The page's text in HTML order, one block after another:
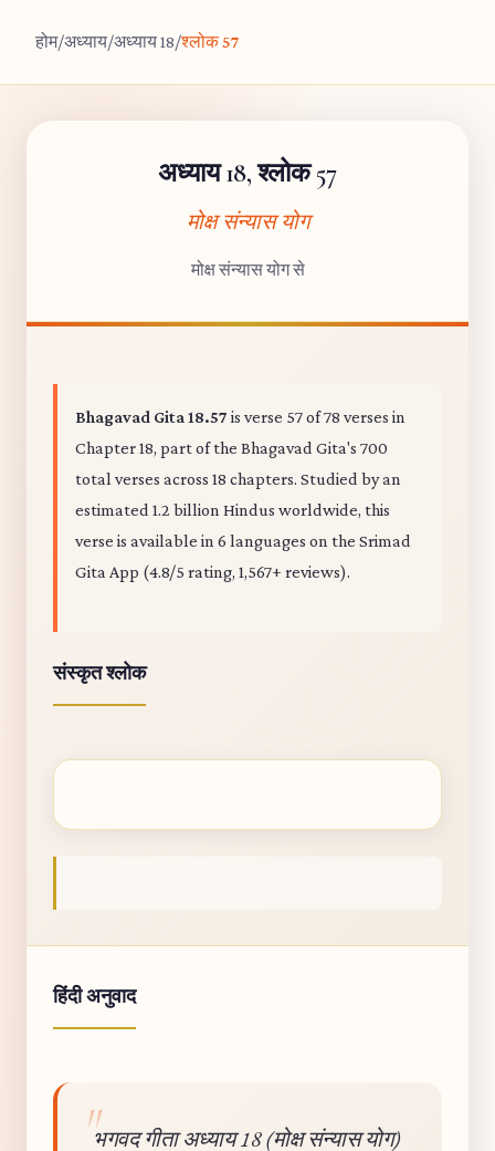
होम/अध्याय/अध्याय 18/श्लोक 57
अध्याय 18, श्लोक 57
मोक्ष संन्यास योग
मोक्ष संन्यास योग से
Bhagavad Gita 18.57 is verse 57 of 78 verses in
Chapter 18, part of the Bhagavad Gita's 700
total verses across 18 chapters. Studied by an
estimated 1.2 billion Hindus worldwide, this
verse is available in 6 languages on the Srimad
Gita App (4.8/5 rating, 1,567+ reviews).
संस्कृत श्लोक
हिंदी अनुवाद
भगवद गीता अध्याय 18 (मोक्ष संन्यास योग)